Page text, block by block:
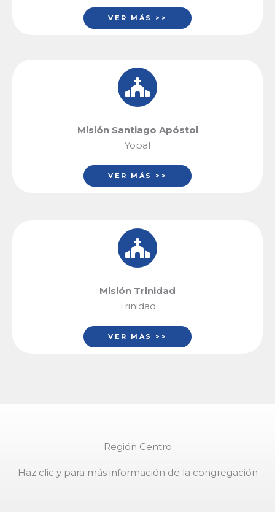
VER MÁS >>
Misión Santiago Apóstol
Yopal
VER MÁS >>
Misión Trinidad
Trinidad
VER MÁS >>
Región Centro
Haz clic y para más información de la congregación